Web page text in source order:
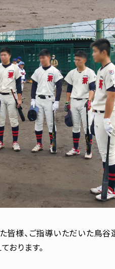
様、ご指導いただいた鳥谷
おります。